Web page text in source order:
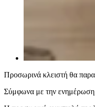
Προσωρινά κλειστή θα
Σύμφωνα με την